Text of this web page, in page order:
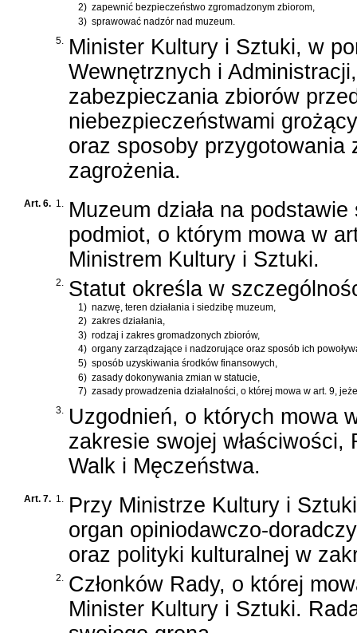
2) zapewnić bezpieczeństwo zgromadzonym zbiorom,
3) sprawować nadzór nad muzeum.
5.
Minister Kultury i Sztuki, w
Wewnętrznych i
zabezpieczania zbiorów
niebezpieczeństwami
oraz sposoby przygotowania
zagrożenia.
Art. 6. 1.
Muzeum działa na
podmiot, o którym mowa w
Ministrem Kultury i Sztuki.
2. Statut określa w
1) nazwę, teren działania i siedzibę muzeum,
2) zakres działania,
3) rodzaj i zakres gromadzonych zbiorów,
4) organy zarządzające i nadzorujące oraz sposób ich
5) sposób uzyskiwania środków finansowych,
6) zasady dokonywania zmian w statucie,
7) zasady prowadzenia działalności, o której mowa w art. 9,
3. Uzgodnień, o których mowa
zakresie swojej właściwości,
Walk i Męczeństwa.
Art. 7. 1. Przy Ministrze Kultury i
organ opiniodawczo-
oraz polityki kulturalnej w
2. Członków Rady, o której
Minister Kultury i Sztuki.